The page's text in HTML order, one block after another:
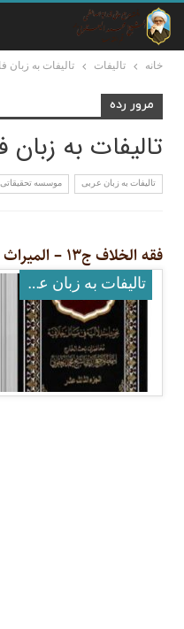
خانه تالیفات تالیفات به زبان
مرور رده
تالیفات به
تالیفات به زبان عربی موسسه تحقيقاتى
فقه الخلاف ج۱۳ – المیراث
تالیفات به زبان عربی